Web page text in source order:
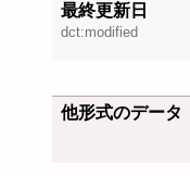
最終更新日
dct:modified
他形式のデータ